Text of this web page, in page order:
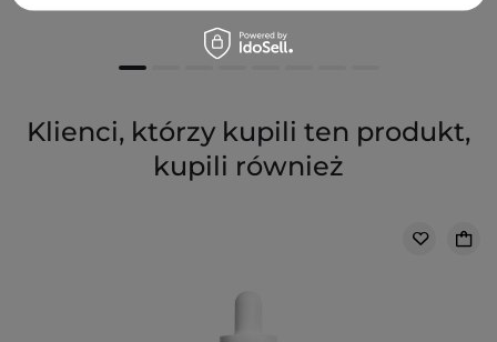
Klienci, którzy kupili ten produkt,
kupili również